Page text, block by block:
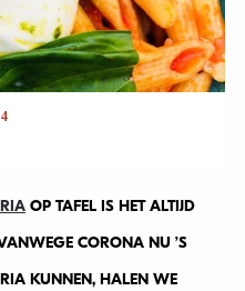
OP TAFEL IS HET ALTIJD
CORONA NU ’S
KUNNEN, HALEN WE